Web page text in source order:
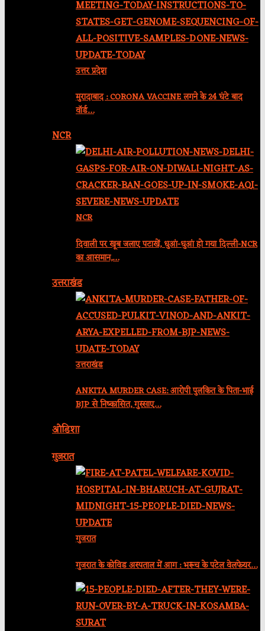
उत्तर प्रदेश
मुरादाबाद : CORONA VACCINE लगने के 24 घंटे बाद
वॉर्ड…
NCR
NCR
दिवाली पर खूब जलाए पटाखें, धुआं-धुआं हो गया दिल्ली-NCR
का आसमान,…
उत्तराखंड
उत्तराखंड
ANKITA MURDER CASE: आरोपी पुलकित के पिता-भाई
BJP से निष्कासित, गुस्साए…
ओडिशा
गुजरात
गुजरात
गुजरात के कोविड अस्पताल में आग : भरूच के पटेल वेलफेयर…